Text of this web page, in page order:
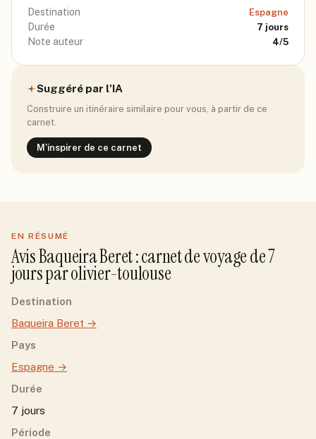
Destination Espagne
Durée 7 jours
Note auteur 4/5
Suggéré par l'IA
Construire un itinéraire similaire pour vous, à partir de ce
carnet.
M'inspirer de ce carnet
EN RÉSUMÉ
AvisBaqueira Beret: carnet de voyage de7
joursparolivier-toulouse
Destination
Baqueira Beret →
Pays
Espagne →
Durée
7 jours
Période